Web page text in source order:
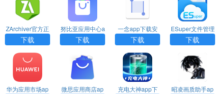
ZArchiver官方正
版下载
下载
努比亚应用中心a
pp下载
下载
一念app下载安
装
下载
ESuper文件管理
器app下载安装
下载
华为应用市场ap
微思应用商店ap
充电大神app下
昭凌画质助手ap